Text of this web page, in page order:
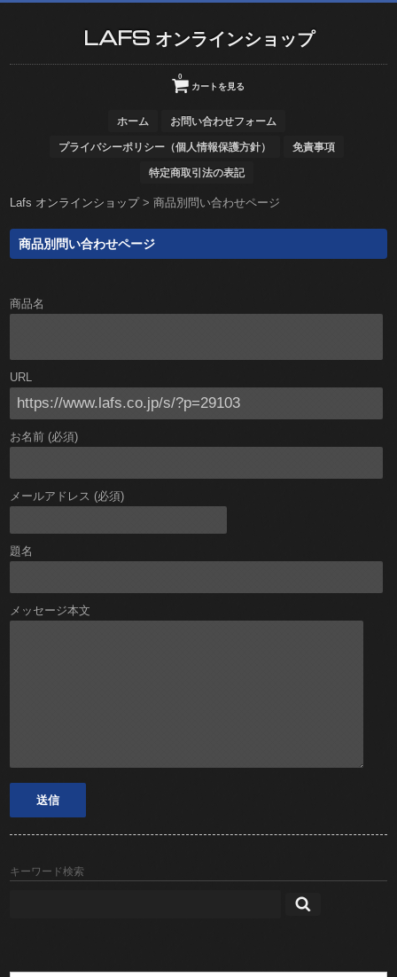
LAFS オンラインショップ
カートを見る
0
ホーム お問い合わせフォーム
プライバシーポリシー（個人情報保護方針） 免責事項
特定商取引法の表記
Lafs オンラインショップ>商品別問い合わせページ
商品別問い合わせページ
商品名
URL
お名前 (必須)
メールアドレス (必須)
題名
メッセージ本文
キーワード検索